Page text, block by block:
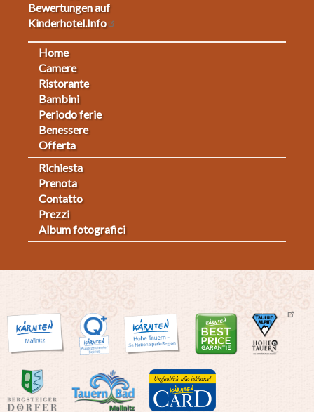
Bewertungen auf
Kinderhotel.Info
Footermenu
Home
Camere
Ristorante
Bambini
Periodo ferie
Benessere
Offerta
Fußmenü
2
Richiesta
Prenota
Contatto
Prezzi
Album fotografici